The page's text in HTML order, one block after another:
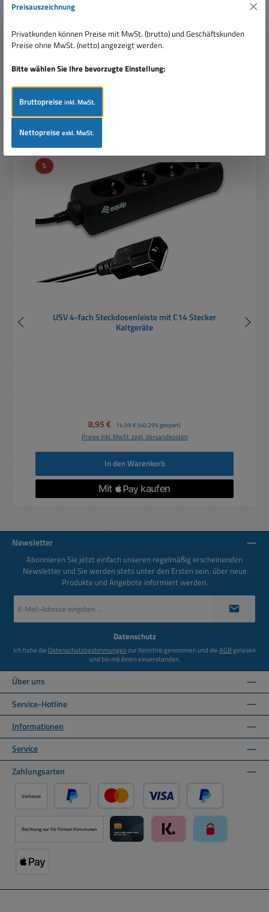
Verkaufspreis:
8,80 € Regulärer Preis:
14,00 € (37.14% gespart)
%Rabatt
USV 4-fach Steckdosenleiste mit C14 Stecker
Kaltgeräte
Verkaufspreis:
8,95 € Regulärer Preis:
14,99 € (40.29% gespart)
Preise inkl. MwSt. zzgl. Versandkosten
In den Warenkorb
Newsletter
Abonnieren Sie jetzt einfach unseren regelmäßig erscheinenden
Newsletter und Sie werden stets unter den Ersten sein, über neue
Produkte und Angebote informiert werden.
Mail-
Datenschutz
Ich habe die Datenschutzbestimmungenzur Kenntnis genommen und dieAGBgelesen
und bin mit ihnen einverstanden.
Über uns
Service-Hotline
Informationen
Service
Zahlungsarten
Vorkasse
PayPal Kredit- oder Debitkarte über PayPal
Später Bezahlen
Rechnung nur für Firmen Kommunen
Preisauszeichnung
Privatkunden können Preise mit MwSt. (brutto) und Geschäftskunden
Preise ohne MwSt. (netto) angezeigt werden.
Bitte wählen Sie Ihre bevorzugte Einstellung:
Bruttopreiseinkl. MwSt.
Nettopreiseexkl. MwSt.